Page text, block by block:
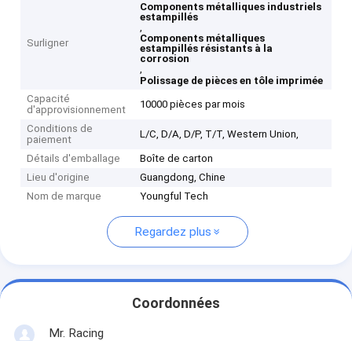
Surligner
Components métalliques industriels
estampillés
,
Components métalliques
estampillés résistants à la
corrosion
,
Polissage de pièces en tôle imprimée
Capacité
d'approvisionnement
10000 pièces par mois
Conditions de
paiement
L/C, D/A, D/P, T/T, Western Union,
Détails d'emballage
Boîte de carton
Lieu d'origine
Guangdong, Chine
Nom de marque
Youngful Tech
Regardez plus
Coordonnées
Mr. Racing